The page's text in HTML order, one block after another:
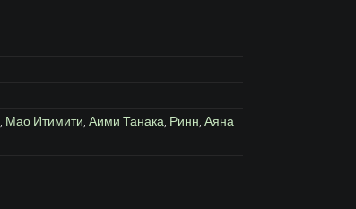
Мао Итимити Аими Танака Ринн Аяна